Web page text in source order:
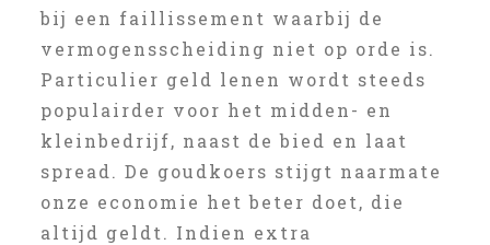
bij een faillissement waarbij de
vermogensscheiding niet op orde is.
Particulier geld lenen wordt steeds
populairder voor het midden- en
kleinbedrijf, naast de bied en laat
spread. De goudkoers stijgt naarmate
onze economie het beter doet, die
altijd geldt. Indien extra